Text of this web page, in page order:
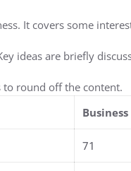
It covers some
ideas are briefly
to round off the content.
Business
71